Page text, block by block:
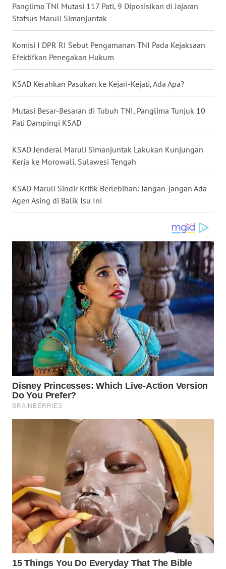
Panglima TNI Mutasi 117 Pati, 9 Diposisikan di Jajaran
Stafsus Maruli Simanjuntak
Komisi I DPR RI Sebut Pengamanan TNI Pada Kejaksaan
Efektifkan Penegakan Hukum
KSAD Kerahkan Pasukan ke Kejari-Kejati, Ada Apa?
Mutasi Besar-Besaran di Tubuh TNI, Panglima Tunjuk 10
Pati Dampingi KSAD
KSAD Jenderal Maruli Simanjuntak Lakukan Kunjungan
Kerja ke Morowali, Sulawesi Tengah
KSAD Maruli Sindir Kritik Berlebihan: Jangan-jangan Ada
Agen Asing di Balik Isu Ini
WN
SUMBAR
WN
WN
BENGKULU
WN
LAMPUNG
WN
JATENG
WN
NUSANTARA
WN
JOGJA
WN
JATIM
WN
BALI
WN
KALBAR
KALTARA
WN
KALSEL
WN
KALTIM